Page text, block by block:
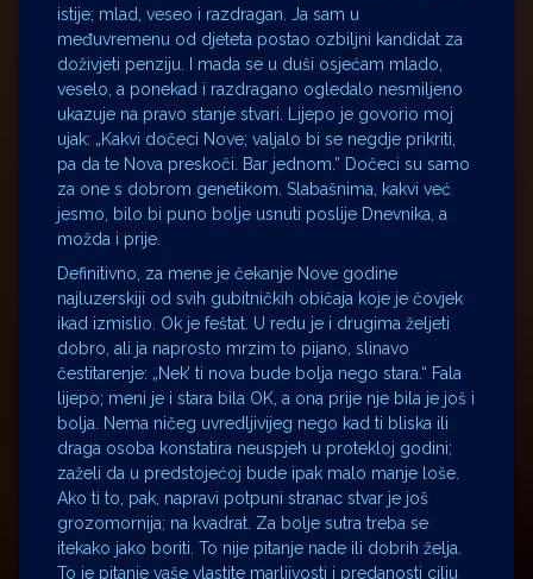
istije; mlad, veseo i razdragan. Ja sam u
međuvremenu od djeteta postao ozbiljni kandidat za
doživjeti penziju. I mada se u duši osjećam mlado,
veselo, a ponekad i razdragano ogledalo nesmiljeno
ukazuje na pravo stanje stvari. Lijepo je govorio moj
ujak: „Kakvi dočeci Nove; valjalo bi se negdje prikriti,
pa da te Nova preskoči. Bar jednom.” Dočeci su samo
za one s dobrom genetikom. Slabašnima, kakvi već
jesmo, bilo bi puno bolje usnuti poslije Dnevnika, a
možda i prije.
Definitivno, za mene je čekanje Nove godine
najluzerskiji od svih gubitničkih običaja koje je čovjek
ikad izmislio. Ok je feštat. U redu je i drugima željeti
dobro, ali ja naprosto mrzim to pijano, slinavo
čestitarenje: „Nek’ ti nova bude bolja nego stara.“ Fala
lijepo; meni je i stara bila OK, a ona prije nje bila je još i
bolja. Nema ničeg uvredljivijeg nego kad ti bliska ili
draga osoba konstatira neuspjeh u protekloj godini;
zaželi da u predstojećoj bude ipak malo manje loše.
Ako ti to, pak, napravi potpuni stranac stvar je još
grozomornija; na kvadrat. Za bolje sutra treba se
itekako jako boriti. To nije pitanje nade ili dobrih želja.
To je pitanje vaše vlastite marljivosti i predanosti cilju